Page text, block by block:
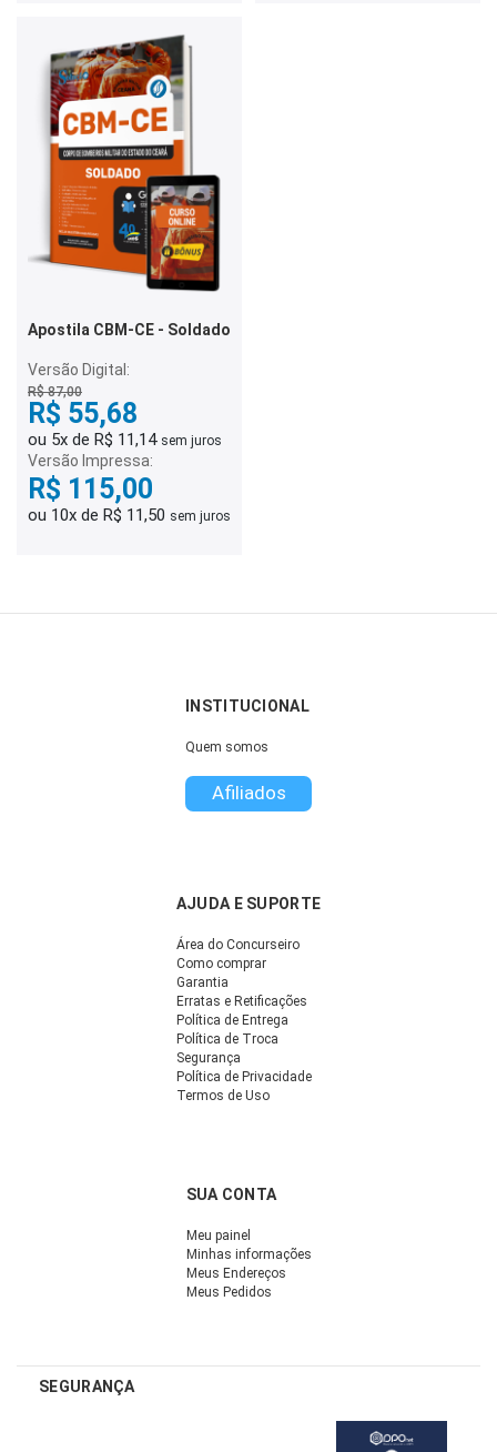
Apostila CBM-CE - Soldado
Versão Digital:
R$ 87,00
R$ 55,68
ou 5x de R$ 11,14 sem juros
Versão Impressa:
R$ 115,00
ou 10x de R$ 11,50 sem juros
INSTITUCIONAL
Quem somos
Afiliados
AJUDA E SUPORTE
Área do Concurseiro
Como comprar
Garantia
Erratas e Retificações
Política de Entrega
Política de Troca
Segurança
Política de Privacidade
Termos de Uso
SUA CONTA
Meu painel
Minhas informações
Meus Endereços
Meus Pedidos
SEGURANÇA